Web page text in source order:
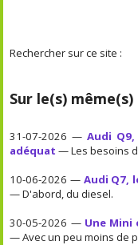
Rechercher sur ce site :
Sur le(s)
31-07-2026 —Audi
adéquat — Les besoins
10-06-2026 — Audi Q7,
— D'abord, du diesel.
30-05-2026 — Une Mini
— Avec un peu moins de